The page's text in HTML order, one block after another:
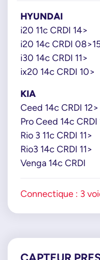
HYUNDAI
i20 11c CRDI 14>
i20 14c CRDI
i30 14c CRDI 11>
ix20 14c CRDI 10>
KIA
Ceed 14c CRDI 12>
Pro Ceed 14c CRDI
Rio 3 11c CRDI 11>
Rio3 14c CRDI 11>
Venga 14c CRDI
Connectique : 3